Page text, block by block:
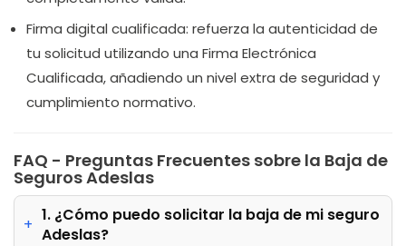
Firma digital cualificada: refuerza la autenticidad de
tu solicitud utilizando una Firma Electrónica
Cualificada, añadiendo un nivel extra de seguridad y
cumplimiento normativo.
FAQ - Preguntas Frecuentes sobre la Baja de
Seguros Adeslas
1. ¿Cómo puedo solicitar la baja de mi seguro
Adeslas?